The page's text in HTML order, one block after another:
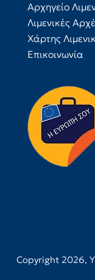
Αρχηγείο
Λιμενικές
Χάρτης
Επικοινωνία
Copyright 2026,